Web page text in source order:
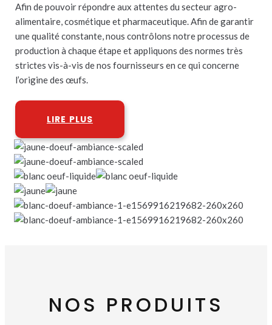
Afin de pouvoir répondre aux attentes du secteur agro-
alimentaire, cosmétique et pharmaceutique. Afin de garantir
une qualité constante, nous contrôlons notre processus de
production à chaque étape et appliquons des normes très
strictes vis-à-vis de nos fournisseurs en ce qui concerne
l’origine des œufs.
LIRE PLUS
NOS PRODUITS